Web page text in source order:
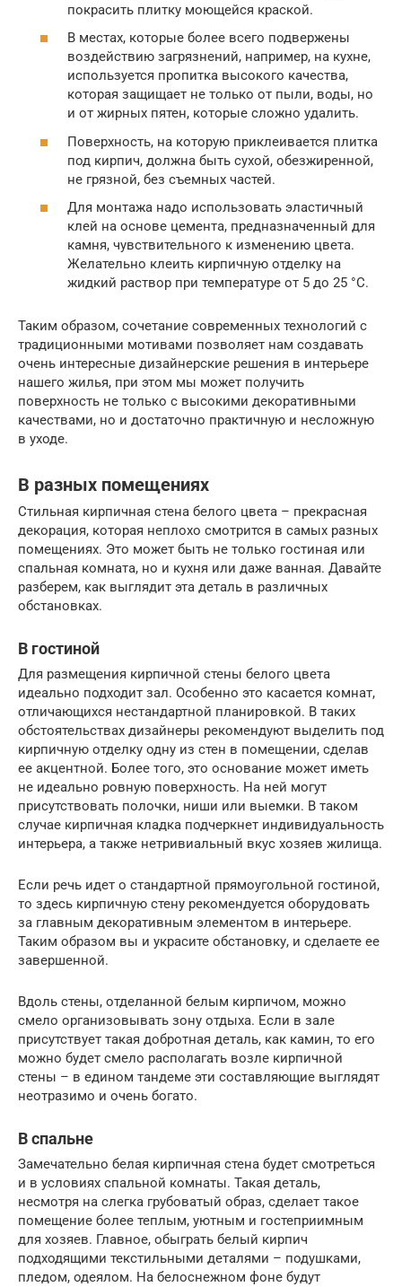
покрасить плитку моющейся краской.
В местах, которые более всего подвержены
воздействию загрязнений, например, на кухне,
используется пропитка высокого качества,
которая защищает не только от пыли, воды, но
и от жирных пятен, которые сложно удалить.
Поверхность, на которую приклеивается плитка
под кирпич, должна быть сухой, обезжиренной,
не грязной, без съемных частей.
Для монтажа надо использовать эластичный
клей на основе цемента, предназначенный для
камня, чувствительного к изменению цвета.
Желательно клеить кирпичную отделку на
жидкий раствор при температуре от 5 до 25 °С.
Таким образом, сочетание современных технологий с
традиционными мотивами позволяет нам создавать
очень интересные дизайнерские решения в интерьере
нашего жилья, при этом мы может получить
поверхность не только с высокими декоративными
качествами, но и достаточно практичную и несложную
в уходе.
В разных помещениях
Стильная кирпичная стена белого цвета – прекрасная
декорация, которая неплохо смотрится в самых разных
помещениях. Это может быть не только гостиная или
спальная комната, но и кухня или даже ванная. Давайте
разберем, как выглядит эта деталь в различных
обстановках.
В гостиной
Для размещения кирпичной стены белого цвета
идеально подходит зал. Особенно это касается комнат,
отличающихся нестандартной планировкой. В таких
обстоятельствах дизайнеры рекомендуют выделить под
кирпичную отделку одну из стен в помещении, сделав
ее акцентной. Более того, это основание может иметь
не идеально ровную поверхность. На ней могут
присутствовать полочки, ниши или выемки. В таком
случае кирпичная кладка подчеркнет индивидуальность
интерьера, а также нетривиальный вкус хозяев жилища.
Если речь идет о стандартной прямоугольной гостиной,
то здесь кирпичную стену рекомендуется оборудовать
за главным декоративным элементом в интерьере.
Таким образом вы и украсите обстановку, и сделаете ее
завершенной.
Вдоль стены, отделанной белым кирпичом, можно
смело организовывать зону отдыха. Если в зале
присутствует такая добротная деталь, как камин, то его
можно будет смело располагать возле кирпичной
стены – в едином тандеме эти составляющие выглядят
неотразимо и очень богато.
В спальне
Замечательно белая кирпичная стена будет смотреться
и в условиях спальной комнаты. Такая деталь,
несмотря на слегка грубоватый образ, сделает такое
помещение более теплым, уютным и гостеприимным
для хозяев. Главное, обыграть белый кирпич
подходящими текстильными деталями – подушками,
пледом, одеялом. На белоснежном фоне будут